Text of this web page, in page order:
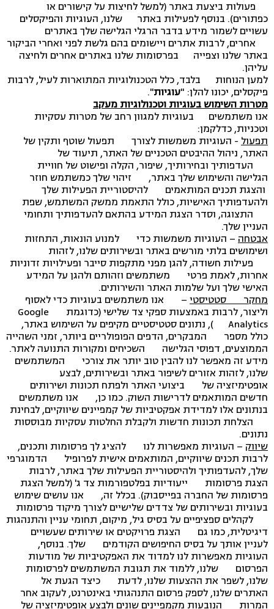
פעולות ביצעת באתר (למשל לחיצות על קישורים או
כפתורים). בנוסף לפעילות באתר שלנו, העוגיות והפיקסלים
עשויים לשמור מידע בדבר הרגלי הגלישה שלך באתרים
אחרים, לרבות אתרים ויישומים בהם גלשת לפני ואחרי הביקור
באתר שלנו וצפייה בפרסומות שלנו באתרים אחרים ולחיצה
עליהן.
למען הנוחות בלבד, כלל הטכנולוגיות המתוארות לעיל, לרבות
פיקסלים, יכונו להלן: "עוגיות".
מטרות השימוש בעוגיות וטכנולוגיות מעקב
אנו משתמשים בעוגיות למגוון רחב של מטרות עסקיות
וטכניות, כדלקמן:
תפעול - העוגיות משמשות לצורך תפעול שוטף ותקין של
האתר, ניהול ההיבטים הטכניים של האתר, תיעוד של
העדפותיך ובחירותיך, שיפור, הקלה ופישוט של חוויית
הגלישה והשימוש שלך באתר, זיהוי שלך כמשתמש חוזר
והצגת תכנים המותאמים להיסטוריית הפעילות שלך
ולהעדפותיך האישיות, כולל התאמת ממשק המשתמש, שפת
התצוגה, וסדר הצגת המידע בהתאם להעדפותיך ותחומי
העניין שלך.
אבטחה – העוגיות משמשות כדי למנוע הונאות, התחזות
ושימושים בלתי מורשים באתר ובשירותים שלנו, לזהות
פעילות חשודה, להגן מפני מתקפות סייבר ופעילויות זדוניות
אחרות, לאמת פרטי משתמשים וזהותם ולהגן על המידע
האישי שלך ועל שלמות האתר והשירותים.
מחקר סטטיסטי – אנו משתמשים בעוגיות כדי לאסוף
וליצור, לרבות באמצעות ספקי צד שלישי (כדוגמת Google
Analytics), נתונים סטטיסטיים מקיפים על השימוש באתר,
כולל מספר המבקרים, הדפים הפופולריים ביותר, זמני השהייה
הממוצעים, דפוסי הגלישה השכיחים ומקורות התנועה לאתר.
מידע זה מאפשר לנו להבין טוב יותר את צורכי המשתמשים
שלנו, לזהות אזורים לשיפור באתר ובשירותים, לבצע
אופטימיזציה של ביצועי האתר ולפתח תכונות ושירותים
חדשים המותאמים לדרישות השוק. כמו כן, אנו משתמשים
בנתונים אלו למדידת אפקטיביות של קמפיינים שיווקיים, לבחינת
הצלחת תכונות חדשות ולקבלת החלטות עסקיות מבוססות
נתונים.
שיווק – העוגיות מאפשרות לנו להציג לך פרסומות ותכנים,
לרבות תכנים שיווקיים, המותאמים אישית לפרופיל הדמוגרפי
שלך, להעדפותיך ולהיסטוריית הפעילות שלך באתר, לרבות
הצגת פרסומות ייעודיות בפלטפורמות צד ג' (למשל הצגת
פרסומות של החברה בפייסבוק). בכלל זה, אנו עושים שימוש
בעוגיות ובשירותים של צדדים שלישיים לצורך מיקוד פרסומות
לקהלים ספציפיים על בסיס גיל, מיקום, תחומי עניין והתנהגות
דיגיטלית, כמו גם הצגת פרויקטים או שירותים שעשויים
לעניין אותך על בסיס החיפושים הקודמים שלך. בנוסף,
העוגיות מאפשרות לנו למדוד את האפקטיביות של מודעות
הפרסום שלנו, ללמוד את תגובת המשתמשים לפרסומות
שלנו, לשפר את ההצעות שלנו, לדעת כיצד הגעת אל
האתרים שלנו, לספק פרסום התנהגותי באינטרנט, לעקוב אחר
המרות הנובעות מקמפיינים שונים ולבצע אופטימיזציה של